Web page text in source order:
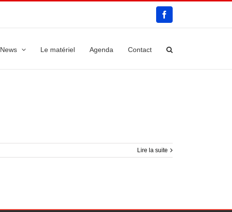
News Le matériel Agenda Contact
Lire la suite